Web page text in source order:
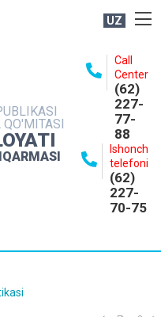
UZ
Call
Center
(62)
227-
77-
88
Ishonch
telefoni
(62)
227-
70-75